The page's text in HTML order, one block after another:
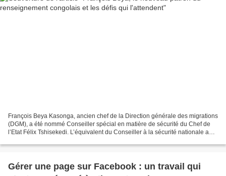
François Beya Kasonga, ancien chef de la Direction générale des migrations
(DGM), a été nommé Conseiller spécial en matière de sécurité du Chef de
l’Etat Félix Tshisekedi. L’équivalent du Conseiller à la sécurité nationale aux
Gérer une page sur Facebook : un travail qui